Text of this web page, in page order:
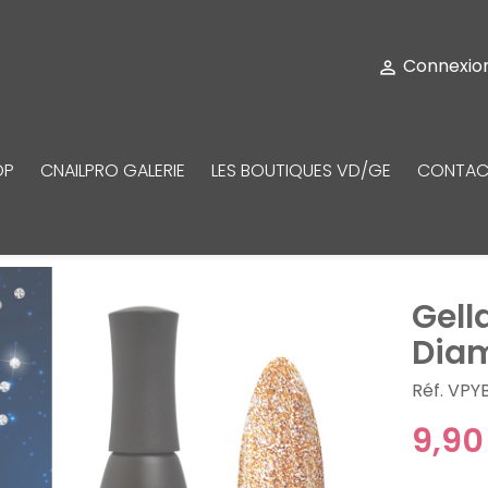

CNAILPRO GALERIE LES BOUTIQUES VD/GE
Réf.
9,90